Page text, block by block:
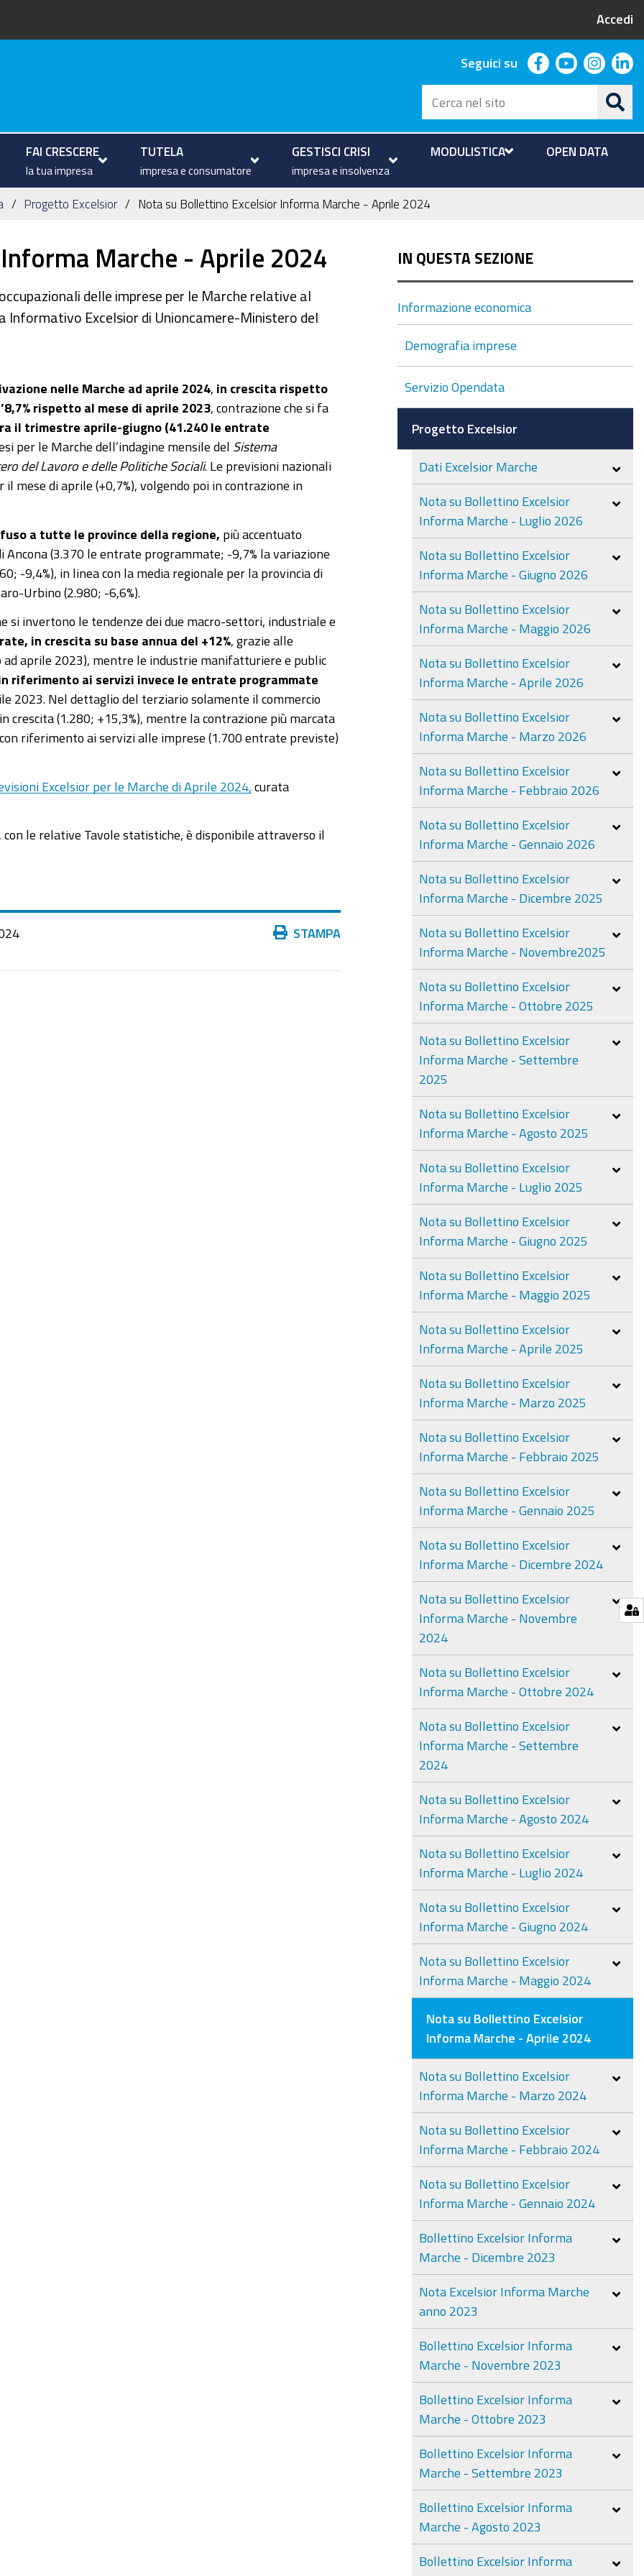
Accedi
Seguici su facebookyoutube
Cerca
nel
sito
FAI CRESCERE
la tua impresa
TUTELA
impresa e consumatore
GESTISCI CRISI
impresa e insolvenza
MODULISTICA OPEN DATA
Progetto Excelsior Nota su Bollettino Excelsior Informa Marche - Aprile 2024
Marche - Aprile 2024
delle imprese per le Marche relative al
Excelsior di Unioncamere-Ministero del
nelle Marche ad aprile 2024 in crescita rispetto
rispetto al mese di aprile 2023 , contrazione che si fa
il trimestre aprile-giugno (41.240 le entrate
per le Marche dell’indagine mensile del Sistema
del Lavoro e delle Politiche Sociali. Le previsioni nazionali
mese di aprile (+0,7%), volgendo poi in contrazione in
a tutte le province della regione,
più accentuato
(3.370 le entrate programmate; -9,7% la variazione
-9,4%), in linea con la media regionale per la provincia di
Urbino (2.980; -6,6%).
si invertono le tendenze dei due macro-settori, industriale e
in crescita su base annua del +12% , grazie alle
aprile 2023), mentre le industrie manifatturiere e public
riferimento ai servizi invece le entrate programmate
2023. Nel dettaglio del terziario solamente il commercio
(1.280; +15,3%), mentre la contrazione più marcata
riferimento ai servizi alle imprese (1.700 entrate previste)
Excelsior per le Marche di Aprile 2024 curata
le relative Tavole statistiche, è disponibile attraverso il
Azioni
documento
STAMPA
IN QUESTA SEZIONE
Informazione economica
Demografia imprese
Servizio Opendata
Progetto Excelsior
Dati Excelsior Marche
Nota su Bollettino Excelsior
Informa Marche - Luglio 2026
Nota su Bollettino Excelsior
Informa Marche - Giugno 2026
Nota su Bollettino Excelsior
Informa Marche - Maggio 2026
Nota su Bollettino Excelsior
Informa Marche - Aprile 2026
Nota su Bollettino Excelsior
Informa Marche - Marzo 2026
Nota su Bollettino Excelsior
Informa Marche - Febbraio 2026
Nota su Bollettino Excelsior
Informa Marche - Gennaio 2026
Nota su Bollettino Excelsior
Informa Marche - Dicembre 2025
Nota su Bollettino Excelsior
Informa Marche - Novembre2025
Nota su Bollettino Excelsior
Informa Marche - Ottobre 2025
Nota su Bollettino Excelsior
Informa Marche - Settembre
2025
Nota su Bollettino Excelsior
Informa Marche - Agosto 2025
Nota su Bollettino Excelsior
Informa Marche - Luglio 2025
Nota su Bollettino Excelsior
Informa Marche - Giugno 2025
Nota su Bollettino Excelsior
Informa Marche - Maggio 2025
Nota su Bollettino Excelsior
Informa Marche - Aprile 2025
Nota su Bollettino Excelsior
Informa Marche - Marzo 2025
Nota su Bollettino Excelsior
Informa Marche - Febbraio 2025
Nota su Bollettino Excelsior
Informa Marche - Gennaio 2025
Nota su Bollettino Excelsior
Informa Marche - Dicembre 2024
Nota su Bollettino Excelsior
Informa Marche - Novembre
2024
Nota su Bollettino Excelsior
Informa Marche - Ottobre 2024
Nota su Bollettino Excelsior
Informa Marche - Settembre
2024
Nota su Bollettino Excelsior
Informa Marche - Agosto 2024
Nota su Bollettino Excelsior
Informa Marche - Luglio 2024
Nota su Bollettino Excelsior
Informa Marche - Giugno 2024
Nota su Bollettino Excelsior
Informa Marche - Maggio 2024
Nota su Bollettino Excelsior
Informa Marche - Aprile 2024
Nota su Bollettino Excelsior
Informa Marche - Marzo 2024
Nota su Bollettino Excelsior
Informa Marche - Febbraio 2024
Nota su Bollettino Excelsior
Informa Marche - Gennaio 2024
Bollettino Excelsior Informa
Marche - Dicembre 2023
Nota Excelsior Informa Marche
anno 2023
Bollettino Excelsior Informa
Marche - Novembre 2023
Bollettino Excelsior Informa
Marche - Ottobre 2023
Bollettino Excelsior Informa
Marche - Settembre 2023
Bollettino Excelsior Informa
Marche - Agosto 2023
Bollettino Excelsior Informa